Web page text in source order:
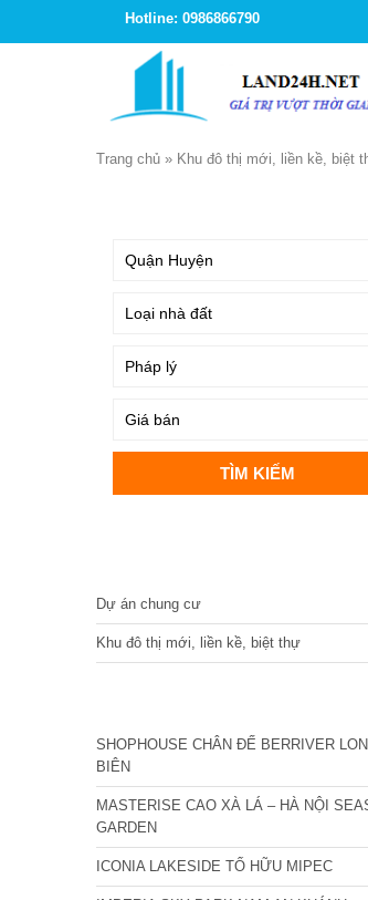
Hotline: 0986866790
Trang chủ » Khu đô thị mới, liền kề, biệt
Dự án chung cư
Khu đô thị mới, liền kề, biệt thự
SHOPHOUSE CHÂN ĐẾ BERRIVER
BIÊN
MASTERISE CAO XÀ LÁ – HÀ NỘI
GARDEN
ICONIA LAKESIDE TỐ HỮU MIPEC